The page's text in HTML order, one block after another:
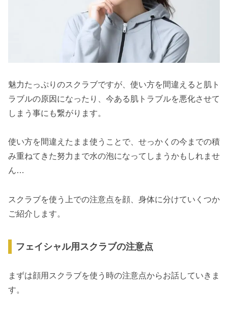
魅力たっぷりのスクラブですが、使い方を間違えると肌ト
ラブルの原因になったり、今ある肌トラブルを悪化させて
しまう事にも繋がります。
使い方を間違えたまま使うことで、せっかくの今までの積
み重ねてきた努力まで水の泡になってしまうかもしれませ
ん…
スクラブを使う上での注意点を顔、身体に分けていくつか
ご紹介します。
フェイシャル用スクラブの注意点
まずは顔用スクラブを使う時の注意点からお話していきま
す。